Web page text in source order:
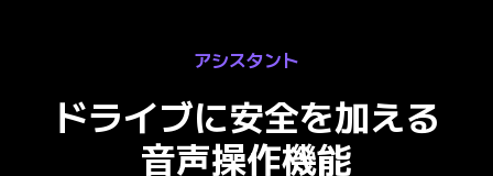
アシスタント
ドライブに安全を加える
音声操作機能